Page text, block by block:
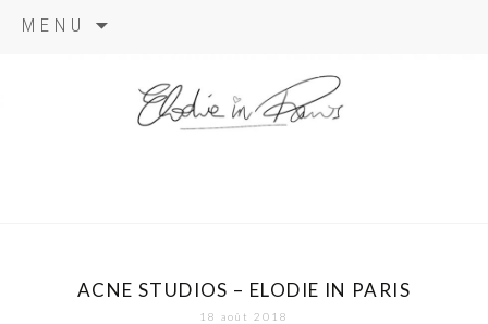
MENU
ACNE STUDIOS – ELODIE IN PARIS
18 août 2018